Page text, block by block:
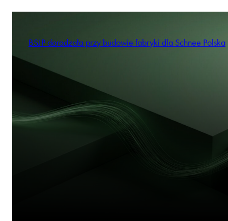
BSJP doradzała przy budowie fabryki dla Schnee Polska